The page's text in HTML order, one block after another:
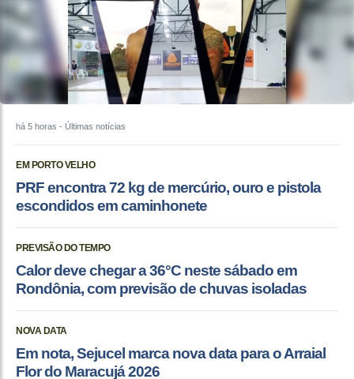
há 5 horas - Últimas notícias
EM PORTO VELHO
PRF encontra 72 kg de mercúrio, ouro e pistola
escondidos em caminhonete
PREVISÃO DO TEMPO
Calor deve chegar a 36°C neste sábado em
Rondônia, com previsão de chuvas isoladas
NOVA DATA
Em nota, Sejucel marca nova data para o Arraial
Flor do Maracujá 2026